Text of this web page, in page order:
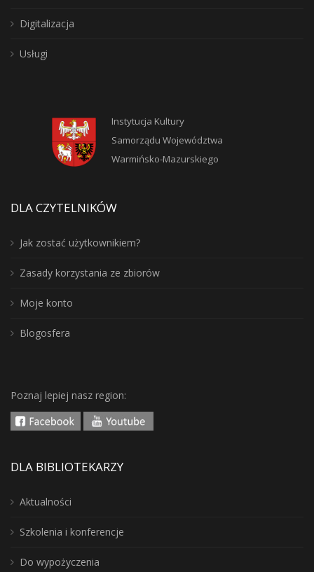
Digitalizacja
Usługi
Instytucja Kultury
Samorządu Województwa
Warmińsko-Mazurskiego
DLA CZYTELNIKÓW
Jak zostać użytkownikiem?
Zasady korzystania ze zbiorów
Moje konto
Blogosfera
Poznaj lepiej nasz region:
DLA BIBLIOTEKARZY
Aktualności
Szkolenia i konferencje
Do wypożyczenia